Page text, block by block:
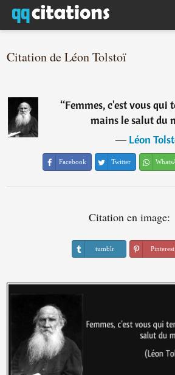
Citation de Léon Tolstoï
“Femmes, c'est vous qui
mains le salut du
―Léon
Facebook Twitter
Citation en image:
tumblr Pinterest